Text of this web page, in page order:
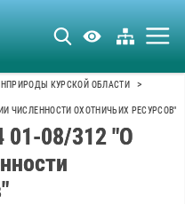
КУРСКОЙ ОБЛАСТИ >
ЧИСЛЕННОСТИ ОХОТНИЧЬИХ РЕСУРСОВ"
01-08/312 "О